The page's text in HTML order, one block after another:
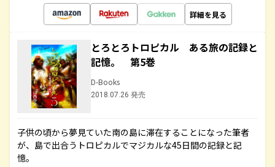
詳細を見る
とろとろトロピカル ある旅の記録と
記憶。 第5巻
D-Books
2018.07.26 発売
子供の頃から夢見ていた南の島に滞在することになった筆者
が、島で出合うトロピカルでマジカルな45日間の記録と記
憶。